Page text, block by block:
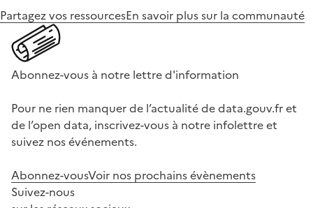
Partagez vos ressourcesEn savoir plus sur la communauté
Abonnez-vous à notre lettre d'information
Pour ne rien manquer de l’actualité de data.gouv.fr et
de l’open data, inscrivez-vous à notre infolettre et
suivez nos événements.
Abonnez-vousVoir nos prochains évènements
Suivez-nous